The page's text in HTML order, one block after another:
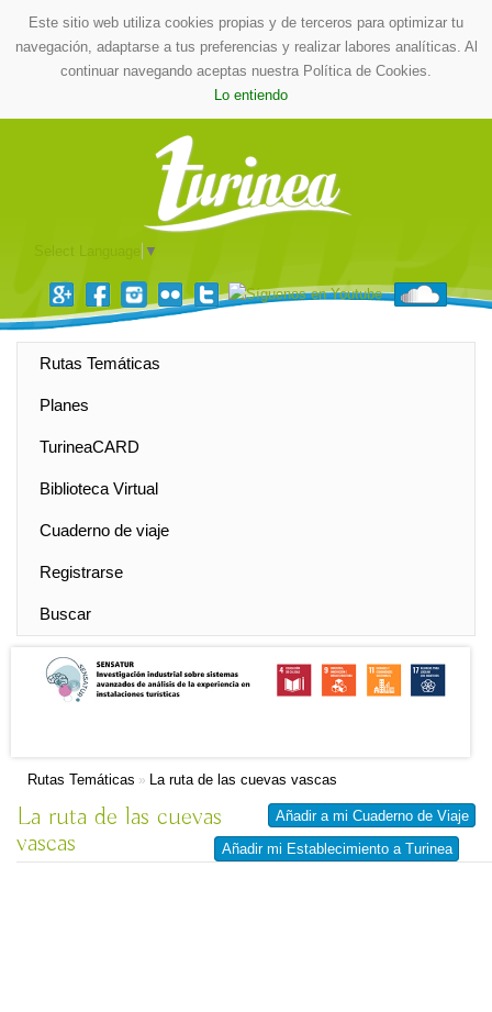
Este sitio web utiliza cookies propias y de terceros para optimizar tu
navegación, adaptarse a tus preferencias y realizar labores analíticas. Al
continuar navegando aceptas nuestra Política de Cookies.
Lo entiendo
▼
Rutas Temáticas
Planes
TurineaCARD
Biblioteca Virtual
Cuaderno de viaje
Registrarse
Buscar
Rutas Temáticas » La ruta de las cuevas vascas
Añadir a mi Cuaderno de Viaje
Añadir mi Establecimiento a Turinea
La ruta de las cuevas
vascas